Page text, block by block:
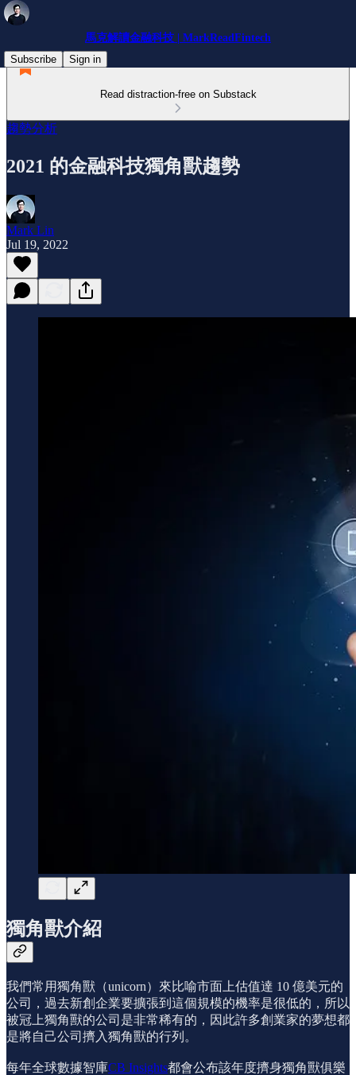
馬克解讀金融科技 | MarkReadFintech
Subscribe
Sign in
Read distraction-free on Substack
趨勢分析
2021 的金融科技獨角獸趨勢
Mark Lin
Jul 19, 2022
獨角獸介紹
我們常用獨角獸（unicorn）來比喻市面上估值達 10 億美元的
公司，過去新創企業要擴張到這個規模的機率是很低的，所以
被冠上獨角獸的公司是非常稀有的，因此許多創業家的夢想都
是將自己公司擠入獨角獸的行列。
每年全球數據智庫CB Insights都會公布該年度擠身獨角獸俱樂